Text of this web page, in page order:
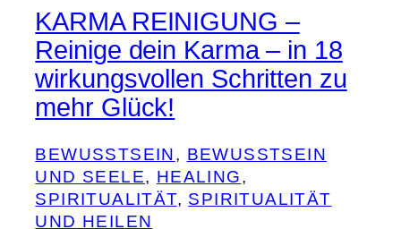
KARMA REINIGUNG –
Reinige dein Karma – in 18
wirkungsvollen Schritten zu
mehr Glück!
BEWUSSTSEIN, BEWUSSTSEIN
UND SEELE, HEALING
SPIRITUALITÄT, SPIRITUALITÄT
UND HEILEN